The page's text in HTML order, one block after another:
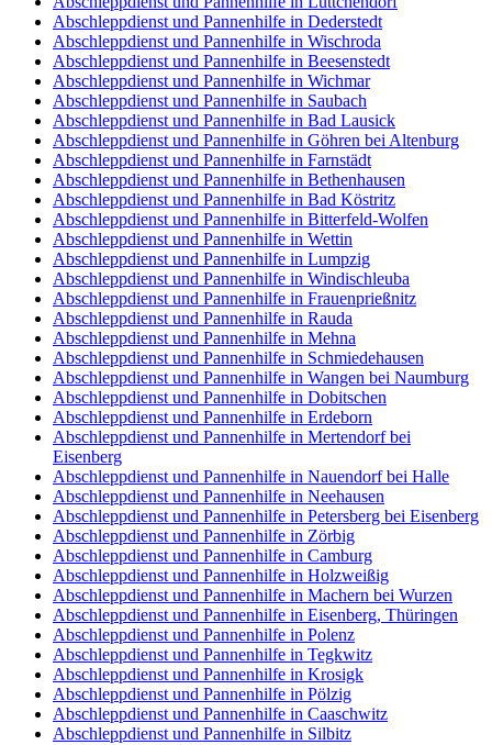
Abschleppdienst und Pannenhilfe in Dederstedt
Abschleppdienst und Pannenhilfe in Wischroda
Abschleppdienst und Pannenhilfe in Beesenstedt
Abschleppdienst und Pannenhilfe in Wichmar
Abschleppdienst und Pannenhilfe in Saubach
Abschleppdienst und Pannenhilfe in Bad Lausick
Abschleppdienst und Pannenhilfe in Göhren bei Altenburg
Abschleppdienst und Pannenhilfe in Farnstädt
Abschleppdienst und Pannenhilfe in Bethenhausen
Abschleppdienst und Pannenhilfe in Bad Köstritz
Abschleppdienst und Pannenhilfe in Bitterfeld-Wolfen
Abschleppdienst und Pannenhilfe in Wettin
Abschleppdienst und Pannenhilfe in Lumpzig
Abschleppdienst und Pannenhilfe in Windischleuba
Abschleppdienst und Pannenhilfe in Frauenprießnitz
Abschleppdienst und Pannenhilfe in Rauda
Abschleppdienst und Pannenhilfe in Mehna
Abschleppdienst und Pannenhilfe in Schmiedehausen
Abschleppdienst und Pannenhilfe in Wangen bei Naumburg
Abschleppdienst und Pannenhilfe in Dobitschen
Abschleppdienst und Pannenhilfe in Erdeborn
Abschleppdienst und Pannenhilfe in Mertendorf bei
Eisenberg
Abschleppdienst und Pannenhilfe in Nauendorf bei Halle
Abschleppdienst und Pannenhilfe in Neehausen
Abschleppdienst und Pannenhilfe in Petersberg bei Eisenberg
Abschleppdienst und Pannenhilfe in Zörbig
Abschleppdienst und Pannenhilfe in Camburg
Abschleppdienst und Pannenhilfe in Holzweißig
Abschleppdienst und Pannenhilfe in Machern bei Wurzen
Abschleppdienst und Pannenhilfe in Eisenberg, Thüringen
Abschleppdienst und Pannenhilfe in Polenz
Abschleppdienst und Pannenhilfe in Tegkwitz
Abschleppdienst und Pannenhilfe in Krosigk
Abschleppdienst und Pannenhilfe in Pölzig
Abschleppdienst und Pannenhilfe in Caaschwitz
Abschleppdienst und Pannenhilfe in Silbitz